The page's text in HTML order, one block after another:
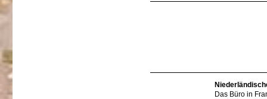
Das Büro in